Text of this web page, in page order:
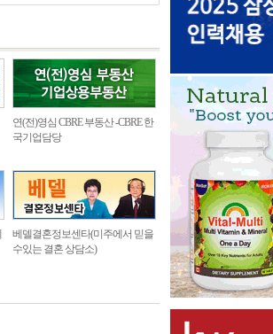
연(전)영심 CBRE 부동산 -CBRE 한
국기업담당
베델결혼정보센타(미주에서 믿을
수있는 결혼 상담소)